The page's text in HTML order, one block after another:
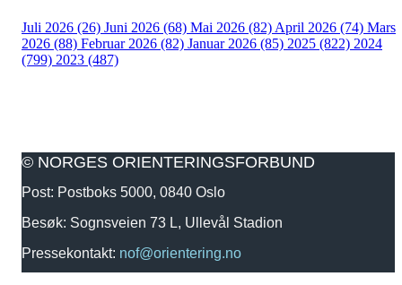
Juli 2026 (26) Juni 2026 (68) Mai 2026 (82) April 2026 (74) Mars
2026 (88) Februar 2026 (82) Januar 2026 (85) 2025 (822) 2024
(799) 2023 (487)
© NORGES ORIENTERINGSFORBUND
Post: Postboks 5000, 0840 Oslo
Besøk: Sognsveien 73 L, Ullevål Stadion
Pressekontakt: nof@orientering.no